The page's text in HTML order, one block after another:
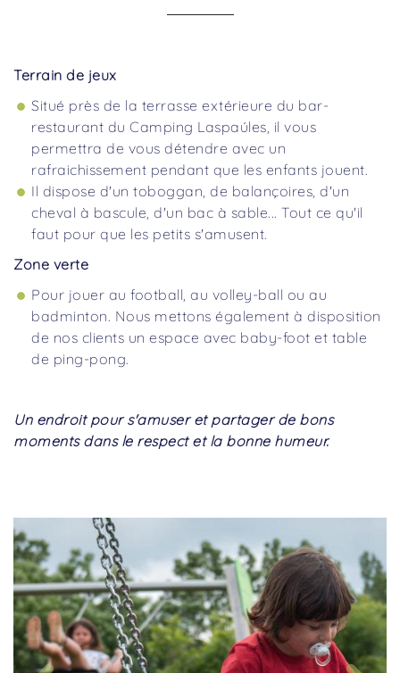
Terrain de jeux
Situé près de la terrasse extérieure du bar-
restaurant du Camping Laspaúles, il vous
permettra de vous détendre avec un
rafraichissement pendant que les enfants jouent.
Il dispose d'un toboggan, de balançoires, d'un
cheval à bascule, d'un bac à sable... Tout ce qu'il
faut pour que les petits s'amusent.
Zone verte
Pour jouer au football, au volley-ball ou au
badminton. Nous mettons également à disposition
de nos clients un espace avec baby-foot et table
de ping-pong.
Un endroit pour s'amuser et partager de bons
moments dans le respect et la bonne humeur.
Previous